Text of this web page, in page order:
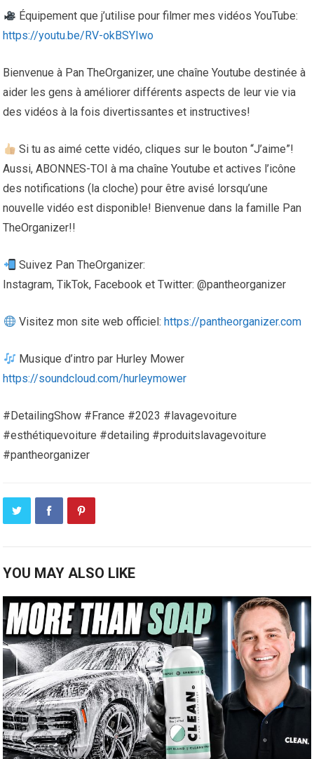
Équipement que j’utilise pour filmer mes vidéos YouTube:
https://youtu.be/RV-okBSYIwo
Bienvenue à Pan TheOrganizer, une chaîne Youtube destinée à
aider les gens à améliorer différents aspects de leur vie via
des vidéos à la fois divertissantes et instructives!
Si tu as aimé cette vidéo, cliques sur le bouton “J’aime”!
Aussi, ABONNES-TOI à ma chaîne Youtube et actives l’icône
des notifications (la cloche) pour être avisé lorsqu’une
nouvelle vidéo est disponible! Bienvenue dans la famille Pan
TheOrganizer!!
Suivez Pan TheOrganizer:
Instagram, TikTok, Facebook et Twitter: @pantheorganizer
Visitez mon site web officiel: https://pantheorganizer.com
Musique d’intro par Hurley Mower
https://soundcloud.com/hurleymower
#DetailingShow #France #2023 #lavagevoiture
#esthétiquevoiture #detailing #produitslavagevoiture
#pantheorganizer
YOU MAY ALSO LIKE